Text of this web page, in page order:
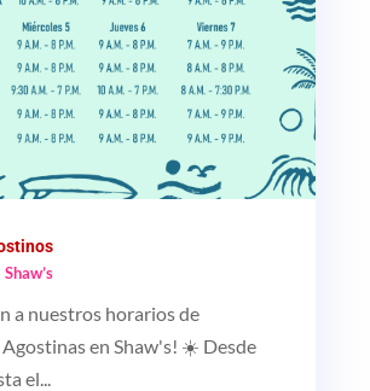
Shaw’s
a nuestros horarios de
Agostinas en Shaw's! ☀️ Desde
el...